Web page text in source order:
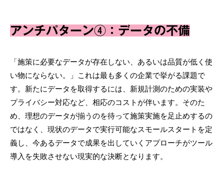
アンチパターン④：データの不備
「施策に必要なデータが存在しない、あるいは品質が低く使
い物にならない。」これは最も多くの企業で挙がる課題で
す。新たにデータを取得するには、新規計測のための実装や
プライバシー対応など、相応のコストが伴います。そのた
め、理想のデータが揃うのを待って施策実施を足止めするの
ではなく、現状のデータで実行可能なスモールスタートを定
義し、今あるデータで成果を出していくアプローチがツール
導入を失敗させない現実的な決断となります。